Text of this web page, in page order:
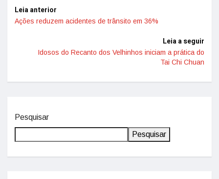
Leia anterior
Ações reduzem acidentes de trânsito em 36%
Leia a seguir
Idosos do Recanto dos Velhinhos iniciam a prática do
Tai Chi Chuan
Pesquisar
Pesquisar